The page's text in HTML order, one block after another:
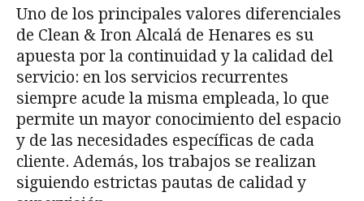
Uno de los principales valores diferenciales
de Clean & Iron Alcalá de Henares es su
apuesta por la continuidad y la calidad del
servicio: en los servicios recurrentes
siempre acude la misma empleada, lo que
permite un mayor conocimiento del espacio
y de las necesidades específicas de cada
cliente. Además, los trabajos se realizan
siguiendo estrictas pautas de calidad y